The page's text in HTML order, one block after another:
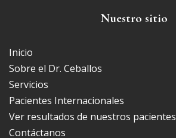
Nuestro sitio
Inicio
Sobre el Dr. Ceballos
Servicios
Pacientes Internacionales
Ver resultados de nuestros pacientes
Contáctanos